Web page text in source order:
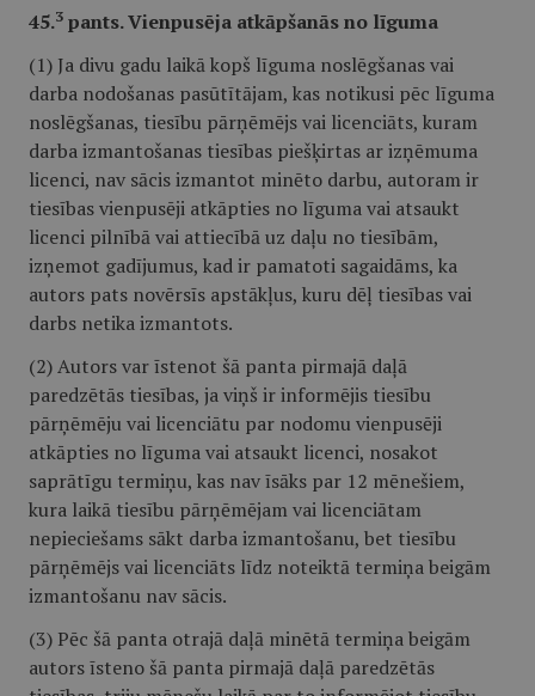
45.3 pants. Vienpusēja atkāpšanās no līguma
(1) Ja divu gadu laikā kopš līguma noslēgšanas vai
darba nodošanas pasūtītājam, kas notikusi pēc līguma
noslēgšanas, tiesību pārņēmējs vai licenciāts, kuram
darba izmantošanas tiesības piešķirtas ar izņēmuma
licenci, nav sācis izmantot minēto darbu, autoram ir
tiesības vienpusēji atkāpties no līguma vai atsaukt
licenci pilnībā vai attiecībā uz daļu no tiesībām,
izņemot gadījumus, kad ir pamatoti sagaidāms, ka
autors pats novērsīs apstākļus, kuru dēļ tiesības vai
darbs netika izmantots.
(2) Autors var īstenot šā panta pirmajā daļā
paredzētās tiesības, ja viņš ir informējis tiesību
pārņēmēju vai licenciātu par nodomu vienpusēji
atkāpties no līguma vai atsaukt licenci, nosakot
saprātīgu termiņu, kas nav īsāks par 12 mēnešiem,
kura laikā tiesību pārņēmējam vai licenciātam
nepieciešams sākt darba izmantošanu, bet tiesību
pārņēmējs vai licenciāts līdz noteiktā termiņa beigām
izmantošanu nav sācis.
(3) Pēc šā panta otrajā daļā minētā termiņa beigām
autors īsteno šā panta pirmajā daļā paredzētās